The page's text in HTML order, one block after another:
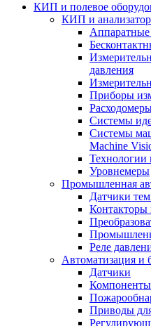
КИП и полевое
КИП и
давления
Приборы
Системы
Системы
Machine
Технологии
Уровнемеры
Промышленная
Датчики
Контакторы
Реле
Автоматизация и
Датчики
Компоненты
Приводы